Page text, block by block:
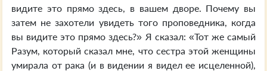
видите это прямо здесь, в вашем дворе. Почему вы
затем не захотели увидеть того проповедника, когда
вы видите это прямо здесь?» Я сказал: «Тот же самый
Разум, который сказал мне, что сестра этой женщины
умирала от рака (и в видении я видел ее исцеленной),